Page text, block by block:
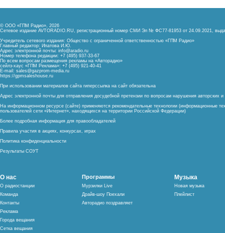
© ООО «ГПМ Радио», 2026
Сетевое издание AVTORADIO.RU, регистрационный номер СМИ Эл № ФС77-81953 от 24.09.2021,
Учредитель сетевого издания: Общество с ограниченной ответственностью «ГПМ Радио»
Главный редактор: Ипатова И.Ю.
Адрес электронной почты: info@aradio.ru
Номер телефона редакции: +7 (495) 937-33-67
По всем вопросам размещения рекламы на «Авторадио»
сейлз-хаус «ГПМ Реклама»: +7 (495) 921-40-41
E-mail: sales@gazprom-media.ru
https://gpmsaleshouse.ru
При использовании материалов сайта гиперссылка на сайт обязательна
Адрес электронной почты для отправления досудебной претензии по вопросам нарушения авторских
На информационном ресурсе (сайте) применяются рекомендательные технологии (информационные
пользователей сети «Интернет», находящихся на территории Российской Федерации)
Более подробная информация для правообладателей
Правила участия в акциях, конкурсах, играх
Политика конфиденциальности
Результаты СОУТ
О нас
О радиостанции
Команда
Контакты
Реклама
Города вещания
Сетка вещания
Программы
Мурзилки Live
Драйв-шоу Поехали
Авторадио поздравляет
Музыка
Новая музыка
Плейлист